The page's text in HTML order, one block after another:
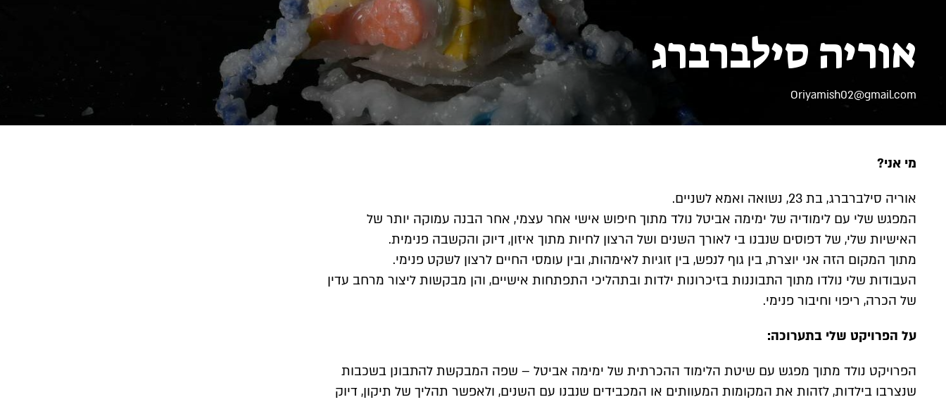
אוריה סילברברג
Oriyamish02@gmail.com
מי אני?
אוריה סילברברג, בת 23, נשואה ואמא לשניים.
המפגש שלי עם לימודיה של ימימה אביטל נולד מתוך חיפוש אישי אחר עצמי, אחר הבנה עמוקה יותר של
האישיות שלי, של דפוסים שנבנו בי לאורך השנים ושל הרצון לחיות מתוך איזון, דיוק והקשבה פנימית.
מתוך המקום הזה אני יוצרת, בין גוף לנפש, בין זוגיות לאימהות, ובין עומסי החיים לרצון לשקט פנימי.
העבודות שלי נולדו מתוך התבוננות בזיכרונות ילדות ובתהליכי התפתחות אישיים, והן מבקשות ליצור מרחב עדין
של הכרה, ריפוי וחיבור פנימי.
על הפרויקט שלי בתערוכה:
הפרויקט נולד מתוך מפגש עם שיטת הלימוד ההכרתית של ימימה אביטל – שפה המבקשת להתבונן בשכבות
שנצרבו בילדות, לזהות את המקומות המעוותים או המכבידים שנבנו עם השנים, ולאפשר תהליך של תיקון, דיוק